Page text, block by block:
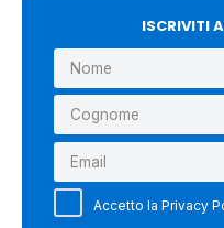
ISCRIVITI